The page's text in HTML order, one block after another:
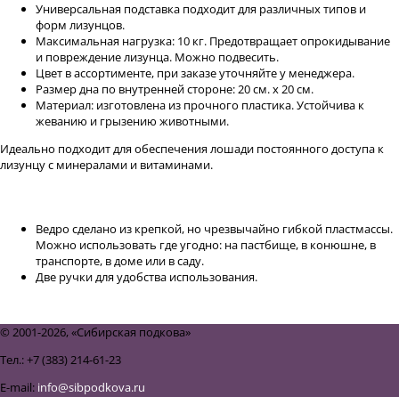
Универсальная подставка подходит для различных типов и
форм лизунцов.
Максимальная нагрузка: 10 кг. Предотвращает опрокидывание
и повреждение лизунца. Можно подвесить.
Цвет в ассортименте, при заказе уточняйте у менеджера.
Размер дна по внутренней стороне: 20 см. х 20 см.
Материал: изготовлена из прочного пластика. Устойчива к
жеванию и грызению животными.
Идеально подходит для обеспечения лошади постоянного доступа к
лизунцу с минералами и витаминами.
Ведро сделано из крепкой, но чрезвычайно гибкой пластмассы.
Можно использовать где угодно: на пастбище, в конюшне, в
транспорте, в доме или в саду.
Две ручки для удобства использования.
© 2001-2026, «Сибирская подкова»
Тел.: +7 (383) 214-61-23
E-mail: info@sibpodkova.ru